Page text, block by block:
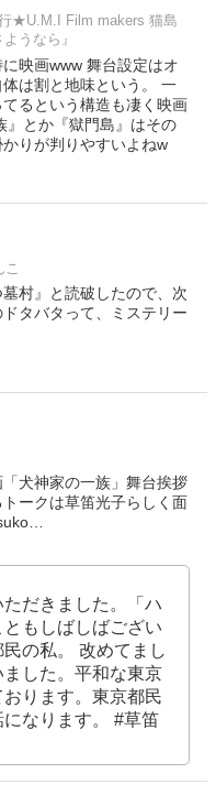
★U.M.I Film makers 猫島
うなら』
映画www 舞台設定はオ
は割と地味という。 一
るという構造も凄く映画
』とか『獄門島』はその
りが判りやすいよねw
村』と読破したので、次
タバタって、ミステリー
犬神家の一族」舞台挨拶
ークは草笛光子らしく面
だきました。「ハ
もしばしばござい
の私。 改めてまし
した。平和な東京
ります。東京都民
なります。 #草笛